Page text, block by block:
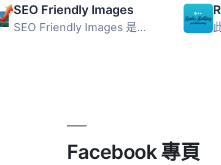
SEO Friendly Images
SEO Friendly Images 是一款 WordPress SEO 外掛，自動更新所...
Facebook 專頁